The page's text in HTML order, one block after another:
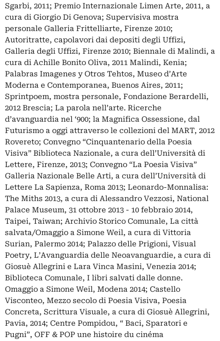
Sgarbi, 2011; Premio Internazionale Limen Arte, 2011, a
cura di Giorgio Di Genova; Supervisiva mostra
personale Galleria Frittelliarte, Firenze 2010;
Autoritratte, capolavori dai depositi degli Uffizi,
Galleria degli Uffizi, Firenze 2010; Biennale di Malindi, a
cura di Achille Bonito Oliva, 2011 Malindi, Kenia;
Palabras Imagenes y Otros Tehtos, Museo d’Arte
Moderna e Contemporanea, Buenos Aires, 2011;
Sprintpoem, mostra personale, Fondazione Berardelli,
2012 Brescia; La parola nell’arte. Ricerche
d’avanguardia nel ‘900; la Magnifica Ossessione, dal
Futurismo a oggi attraverso le collezioni del MART, 2012
Rovereto; Convegno “Cinquantenario della Poesia
Visiva” Biblioteca Nazionale, a cura dell’Università di
Lettere, Firenze, 2013; Convegno “La Poesia Visiva”
Galleria Nazionale Belle Arti, a cura dell’Università di
Lettere La Sapienza, Roma 2013; Leonardo-Monnalisa:
The Miths 2013, a cura di Alessandro Vezzosi, National
Palace Museum, 31 ottobre 2013 - 10 febbraio 2014,
Taipei, Taiwan; Archivio Storico Comunale, La città
salvata/Omaggio a Simone Weil, a cura di Vittoria
Surian, Palermo 2014; Palazzo delle Prigioni, Visual
Poetry, L’Avanguardia delle Neoavanguardie, a cura di
Giosuè Allegrini e Lara Vinca Masini, Venezia 2014;
Biblioteca Comunale, I libri salvati dalle donne.
Omaggio a Simone Weil, Modena 2014; Castello
Visconteo, Mezzo secolo di Poesia Visiva, Poesia
Concreta, Scrittura Visuale, a cura di Giosuè Allegrini,
Pavia, 2014; Centre Pompidou, “ Baci, Sparatori e
Pugni”, OFF & POP une histoire du cinéma